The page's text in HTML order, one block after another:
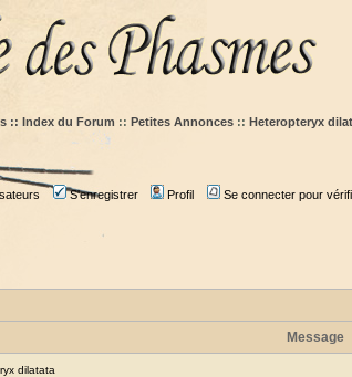
:: Index du Forum :: Petites Annonces :: Heteropteryx
S'enregistrer Profil Se connecter pour
Message
dilatata